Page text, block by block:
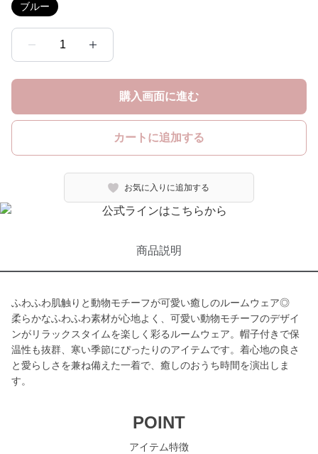
ブルー
1
購入画面に進む
カートに追加する
お気に入りに追加する
商品説明
ふわふわ肌触りと動物モチーフが可愛い癒しのルームウェア◎
柔らかなふわふわ素材が心地よく、可愛い動物モチーフのデザイ
ンがリラックスタイムを楽しく彩るルームウェア。帽子付きで保
温性も抜群、寒い季節にぴったりのアイテムです。着心地の良さ
と愛らしさを兼ね備えた一着で、癒しのおうち時間を演出しま
す。
POINT
アイテム特徴